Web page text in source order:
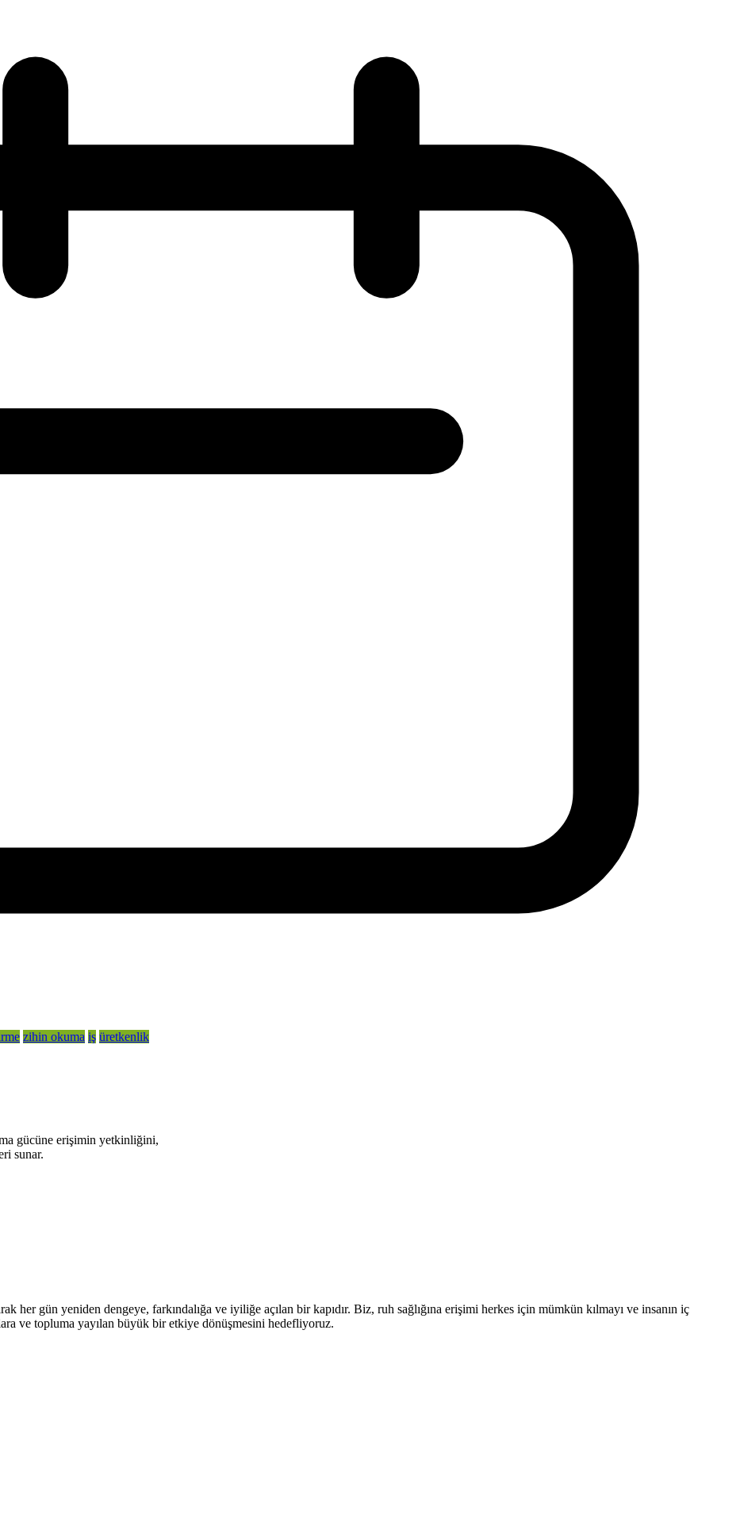
zihin okuma iş üretkenlik
gücüne erişimin yetkinliğini,
sunar.
gün yeniden dengeye, farkındalığa ve iyiliğe açılan bir kapıdır. Biz, ruh sağlığına erişimi herkes için mümkün kılmayı ve insanın iç
ve topluma yayılan büyük bir etkiye dönüşmesini hedefliyoruz.